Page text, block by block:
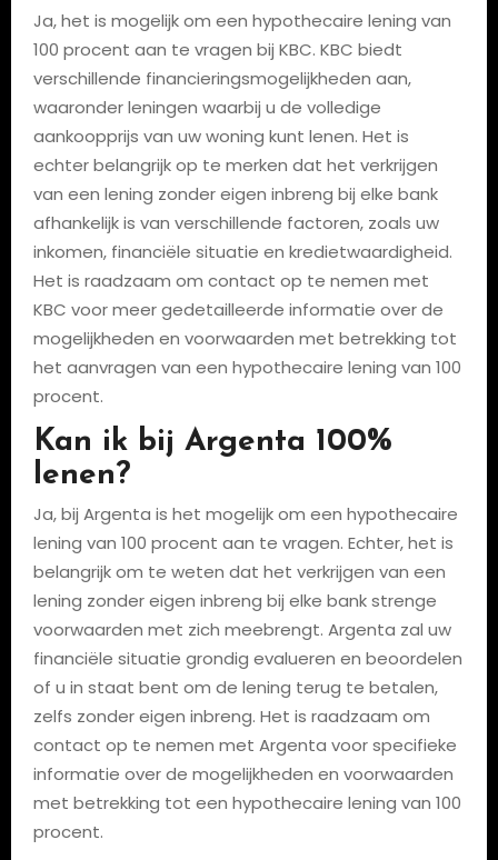
Ja, het is mogelijk om een hypothecaire lening van
100 procent aan te vragen bij KBC. KBC biedt
verschillende financieringsmogelijkheden aan,
waaronder leningen waarbij u de volledige
aankoopprijs van uw woning kunt lenen. Het is
echter belangrijk op te merken dat het verkrijgen
van een lening zonder eigen inbreng bij elke bank
afhankelijk is van verschillende factoren, zoals uw
inkomen, financiële situatie en kredietwaardigheid.
Het is raadzaam om contact op te nemen met
KBC voor meer gedetailleerde informatie over de
mogelijkheden en voorwaarden met betrekking tot
het aanvragen van een hypothecaire lening van 100
procent.
Kan ik bij Argenta 100%
lenen?
Ja, bij Argenta is het mogelijk om een hypothecaire
lening van 100 procent aan te vragen. Echter, het is
belangrijk om te weten dat het verkrijgen van een
lening zonder eigen inbreng bij elke bank strenge
voorwaarden met zich meebrengt. Argenta zal uw
financiële situatie grondig evalueren en beoordelen
of u in staat bent om de lening terug te betalen,
zelfs zonder eigen inbreng. Het is raadzaam om
contact op te nemen met Argenta voor specifieke
informatie over de mogelijkheden en voorwaarden
met betrekking tot een hypothecaire lening van 100
procent.